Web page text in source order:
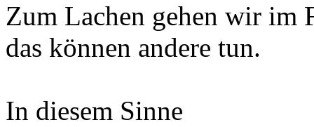
Zum Lachen gehen wir im
das können andere tun.
In diesem Sinne